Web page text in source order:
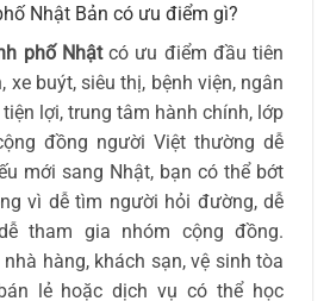
Nhật Bản có ưu điểm gì?
phố Nhậtcó ưu điểm đầu tiên
xe buýt, siêu thị, bệnh viện, ngân
lợi, trung tâm hành chính, lớp
đồng người Việt thường dễ
mới sang Nhật, bạn có thể bớt
vì dễ tìm người hỏi đường, dễ
tham gia nhóm cộng đồng.
hàng, khách sạn, vệ sinh tòa
lẻ hoặc dịch vụ có thể học